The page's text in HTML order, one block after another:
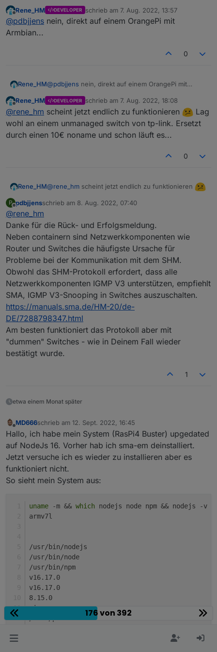
2022-08-07 11:49:40.584	debug
2022-08-07 11:49:40.506	debug
2022-08-07 11:49:40.504	debug
Offline
Rene_HM DEVELOPER schrieb am 7. Aug. 2022, 13:57
zuletzt editiert von
@pdbjjens nein, direkt auf einem OrangePi mit
Armbian...
0
Rene_HM@pdbjjens nein, direkt auf einem OrangePi mit
Rene_HM DEVELOPER schrieb am 7. Aug. 2022, 18:08
zuletzt editiert von
@rene_hm scheint jetzt endlich zu funktionieren
Lag
wohl an einem unmanaged switch von tp-link. Ersetzt
durch einen 10€ noname und schon läuft es...
0
Rene_HM@rene_hm scheint jetzt endlich zu funktionieren
Ersetzt durch einen 10€ noname und schon läuft
P pdbjjensschrieb am 8. Aug. 2022, 07:40
zuletzt editiert von
@rene_hm
Danke für die Rück- und Erfolgsmeldung.
Neben containern sind Netzwerkkomponenten wie
Router und Switches die häufigste Ursache für
Probleme bei der Kommunikation mit dem SHM.
Obwohl das SHM-Protokoll erfordert, dass alle
Netzwerkkomponenten IGMP V3 unterstützen, empfiehlt
SMA, IGMP V3-Snooping in Switches auszuschalten.
https://manuals.sma.de/HM-20/de-
DE/7288798347.html
Am besten funktioniert das Protokoll aber mit
"dummen" Switches - wie in Deinem Fall wieder
bestätigt wurde.
1
etwa einem Monat später
Offline
MD666schrieb am 12. Sept. 2022, 16:45
zuletzt editiert von
Hallo, ich habe mein System (RasPi4 Buster) upgedated
auf NodeJs 16. Vorher hab ich sma-em deinstalliert.
Jetzt versuche ich es wieder zu installieren aber es
funktioniert nicht.
So sieht mein System aus:
uname -m && which nodejs node npm && nodejs -v
armv7l
/usr/bin/nodejs
/usr/bin/node
/usr/bin/npm
v16.17.0
v16.17.0
8.15.0
pi
OK:2 http://
176 von 392